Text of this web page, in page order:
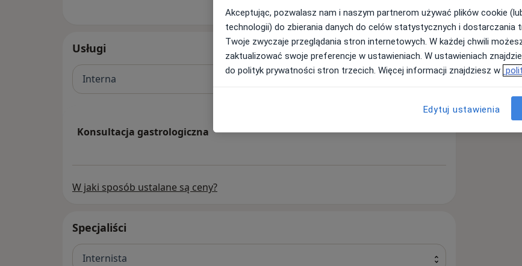
Szukaj innej specjalizacji
Usługi
Interna
Konsultacja gastrologiczna
W jaki sposób ustalane są ceny?
Specjaliści
Internista
Akceptując, pozwalasz nam i naszym partnerom używać plików cookie
technologii) do zbierania danych do celów statystycznych i dostarczania
Twoje zwyczaje przeglądania stron internetowych. W każdej chwili
zaktualizować swoje preferencje w ustawieniach. W ustawieniach
do polityk prywatności stron trzecich. Więcej informacji znajdziesz w
Edytuj ustawienia